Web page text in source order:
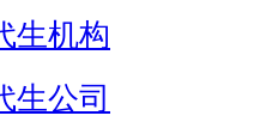
生机构
生公司